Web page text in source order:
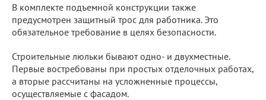
В комплекте подъемной конструкции также
предусмотрен защитный трос для работника. Это
обязательное требование в целях безопасности.
Строительные люльки бывают одно- и двухместные.
Первые востребованы при простых отделочных работах,
а вторые рассчитаны на усложненные процессы,
осуществляемые с фасадом.